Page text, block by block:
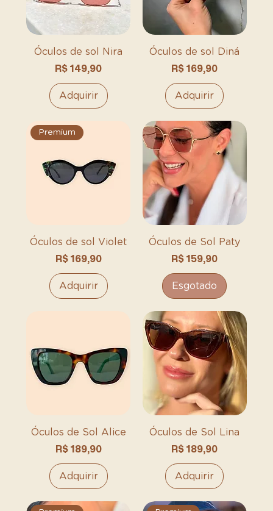
Óculos de sol Nira
Preço
R$ 149,90
Adquirir
Óculos de sol Diná
Preço
R$ 169,90
Adquirir
Premium
Óculos de sol Violet
Preço
R$ 169,90
Adquirir
Óculos de Sol Paty
Preço
R$ 159,90
Esgotado
Óculos de Sol Alice
Preço
R$ 189,90
Adquirir
Óculos de Sol Lina
Preço
R$ 189,90
Adquirir